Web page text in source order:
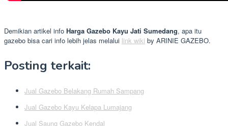
Demikian artikel info Harga Gazebo Kayu Jati Sumedang, apa itu
gazebo bisa cari info lebih jelas melalui link wiki by ARINIE GAZEBO.
Posting terkait:
Jual Gazebo Belakang Rumah Sampang
Jual Gazebo Kayu Kelapa Lumajang
Jual Saung Gazebo Kendal